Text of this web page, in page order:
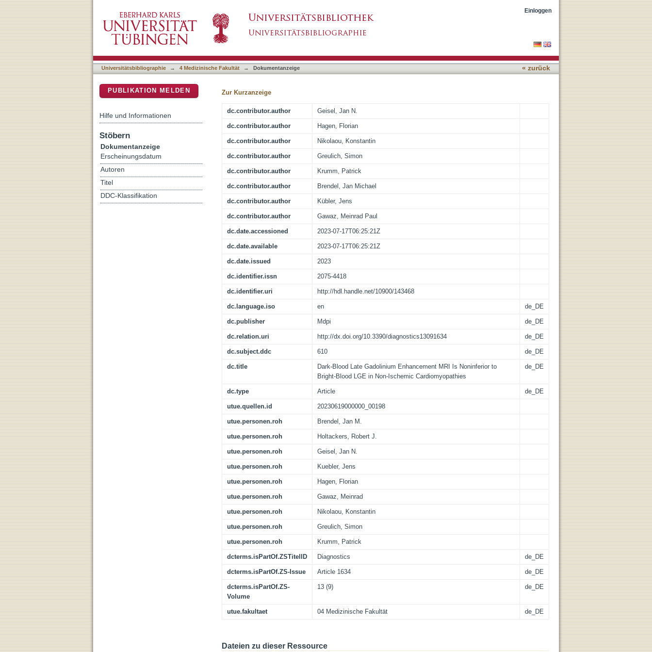
Ischemic Cardiomyopathies
Einloggen
Universitätsbibliographie → 4 Medizinische Fakultät → Dokumentanzeige « zurück
Zur Kurzanzeige
dc.contributor.author Geisel, Jan N.
dc.contributor.author Hagen, Florian
dc.contributor.author Nikolaou, Konstantin
dc.contributor.author Greulich, Simon
dc.contributor.author Krumm, Patrick
dc.contributor.author Brendel, Jan Michael
dc.contributor.author Kübler, Jens
dc.contributor.author Gawaz, Meinrad Paul
dc.date.accessioned 2023-07-17T06:25:21Z
dc.date.available 2023-07-17T06:25:21Z
dc.date.issued 2023
dc.identifier.issn 2075-4418
dc.identifier.uri http://hdl.handle.net/10900/143468
dc.language.iso en de_DE
dc.publisher Mdpi de_DE
dc.relation.uri http://dx.doi.org/10.3390/diagnostics13091634 de_DE
dc.subject.ddc 610 de_DE
dc.title
Dark-Blood Late Gadolinium Enhancement MRI Is Noninferior to
Bright-Blood LGE in Non-Ischemic Cardiomyopathies
de_DE
dc.type Article de_DE
utue.quellen.id 20230619000000_00198
utue.personen.roh Brendel, Jan M.
utue.personen.roh Holtackers, Robert J.
utue.personen.roh Geisel, Jan N.
utue.personen.roh Kuebler, Jens
utue.personen.roh Hagen, Florian
utue.personen.roh Gawaz, Meinrad
utue.personen.roh Nikolaou, Konstantin
utue.personen.roh Greulich, Simon
utue.personen.roh Krumm, Patrick
dcterms.isPartOf.ZSTitelID Diagnostics de_DE
dcterms.isPartOf.ZS-Issue Article 1634 de_DE
dcterms.isPartOf.ZS-
Volume
13 (9) de_DE
utue.fakultaet 04 Medizinische Fakultät de_DE
Dateien zu dieser Ressource
PUBLIKATION MELDEN
Hilfe und Informationen
Stöbern
Dokumentanzeige
Erscheinungsdatum
Autoren
Titel
DDC-Klassifikation